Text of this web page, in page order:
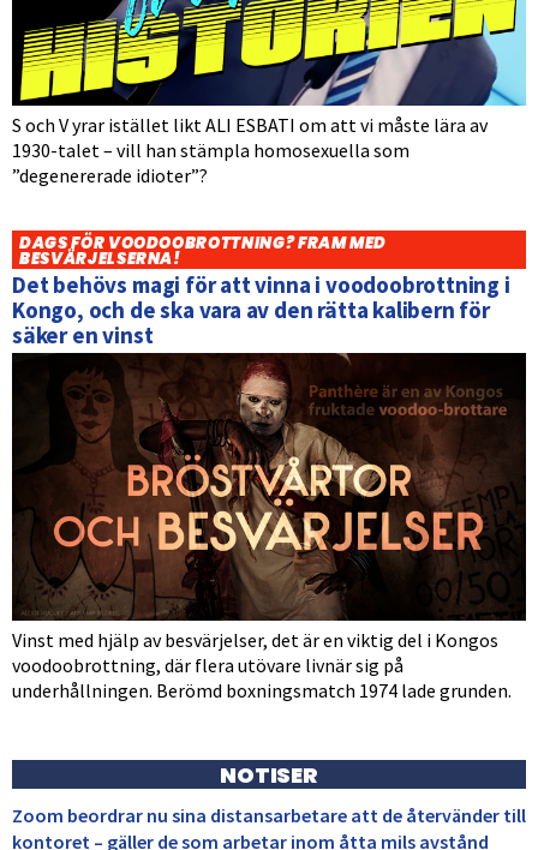
S och V yrar istället likt ALI ESBATI om att vi måste lära av
1930-talet – vill han stämpla homosexuella som
”degenererade idioter”?
DAGS FÖR VOODOOBROTTNING? FRAM MED
BESVÄRJELSERNA!
Det behövs magi för att vinna i voodoobrottning i
Kongo, och de ska vara av den rätta kalibern för
säker en vinst
Vinst med hjälp av besvärjelser, det är en viktig del i Kongos
voodoobrottning, där flera utövare livnär sig på
underhållningen. Berömd boxningsmatch 1974 lade grunden.
NOTISER
Zoom beordrar nu sina distansarbetare att de återvänder till
kontoret – gäller de som arbetar inom åtta mils avstånd